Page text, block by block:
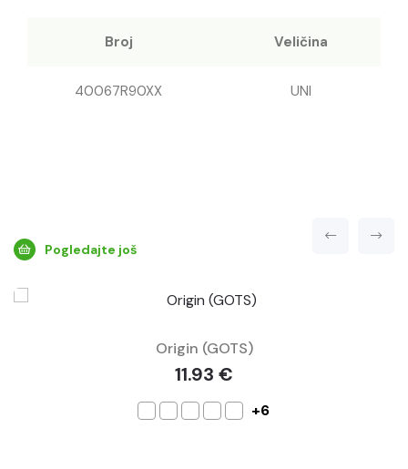
Broj Veličina
40067R90XX UNI
Pogledajte još
Origin (GOTS)
11.93 €
+6